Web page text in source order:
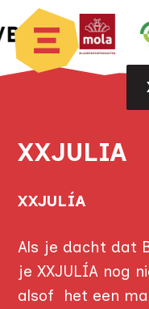
XXJULIA
XXJULÍA
Als je dacht dat
je XXJULÍA nog
alsof het een